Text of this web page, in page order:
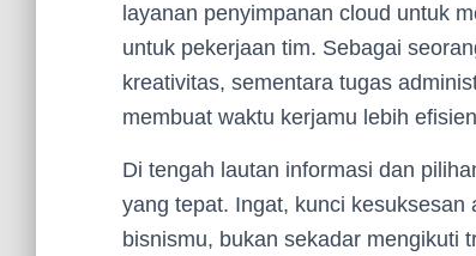
layanan penyimpanan cloud untuk
untuk pekerjaan tim. Sebagai
kreativitas, sementara tugas
membuat waktu kerjamu lebih
Di tengah lautan informasi dan
yang tepat. Ingat, kunci
bisnismu, bukan sekadar mengikuti